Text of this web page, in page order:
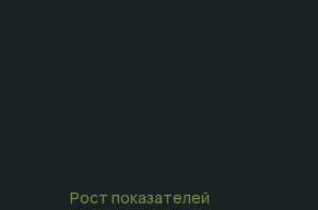
Рост показателей